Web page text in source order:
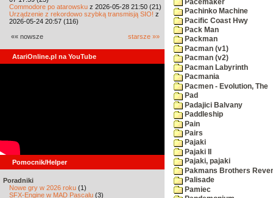
Commodore po atarowsku z 2026-05-28 21:50 (21)
Urządzenie z rekordowo szybką transmisją SIO! z
2026-05-24 20:57 (116)
«« nowsze starsze »»
AtariOnline.pl na YouTube
Pomocnik/Helper
Poradniki
Nowe gry w 2026 roku (1)
SFX-Engine w MAD Pascalu (3)
Pacemaker
Pachinko Machine
Pacific Coast Hwy
Pack Man
Packman
Pacman (v1)
Pacman (v2)
Pacman Labyrinth
Pacmania
Pacmen - Evolution, The
Pad
Padajici Balvany
Paddleship
Pain
Pairs
Pajaki
Pajaki II
Pajaki, pajaki
Pakmans Brothers
Palisade
Pamiec